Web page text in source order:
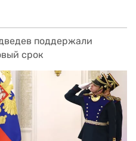
поддержали
срок